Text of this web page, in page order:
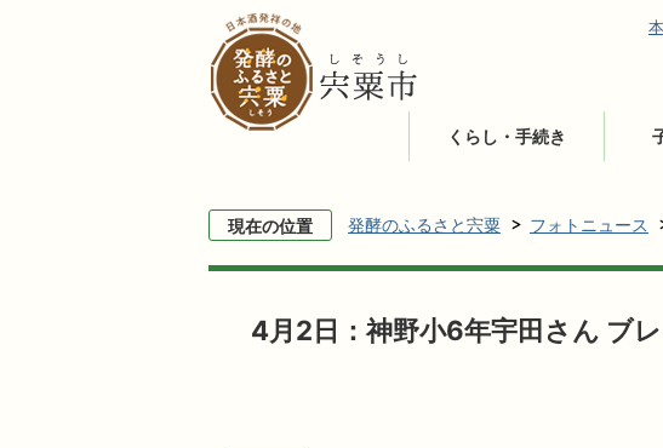
くらし・手続き
現在の位置 発酵のふるさと宍粟 フォトニュース
4月2日：神野小6年宇田さん ブ